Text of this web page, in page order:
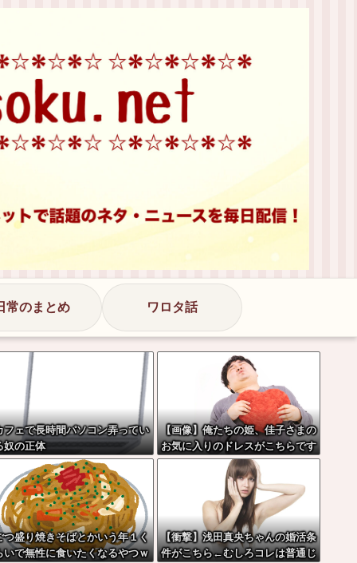
常のまとめ ワロタ話
フェで長時間パソコン弄ってい
奴の正体
【画像】俺たちの姫、佳子さまの
お気に入りのドレスがこちらです
←コレは可愛過ぎるw w w w w
つ盛り焼きそばとかいう年１く
いで無性に食いたくなるやつｗ
【衝撃】浅田真央ちゃんの婚活条
件がこちら←むしろコレは普通じ